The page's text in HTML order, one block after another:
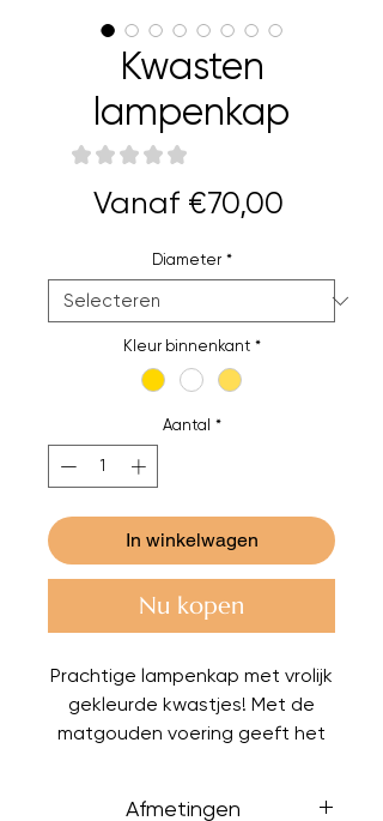
Kwasten
lampenkap
★ ★ ★ ★ ★
Vanaf €70,00
Diameter *
Kleur binnenkant *
Aantal *
In winkelwagen
Nu kopen
Prachtige lampenkap met vrolijk
gekleurde kwastjes! Met de
matgouden voering geeft het
Afmetingen